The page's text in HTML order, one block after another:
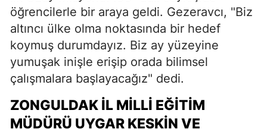
öğrencilerle bir araya geldi. Gezeravcı, "Biz
altıncı ülke olma noktasında bir hedef
koymuş durumdayız. Biz ay yüzeyine
yumuşak inişle erişip orada bilimsel
çalışmalara başlayacağız" dedi.
ZONGULDAK İL MILLI EĞITIM
MÜDÜRÜ UYGAR KESKIN VE